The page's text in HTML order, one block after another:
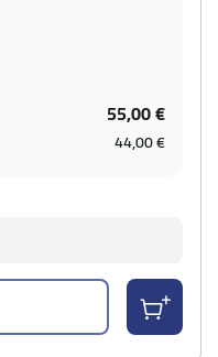
55,00 €
44,00 €